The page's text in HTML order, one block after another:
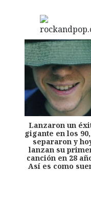
Lanzaron un
gigante en los
separaron y
lanzan su
canción en 28
Así es como